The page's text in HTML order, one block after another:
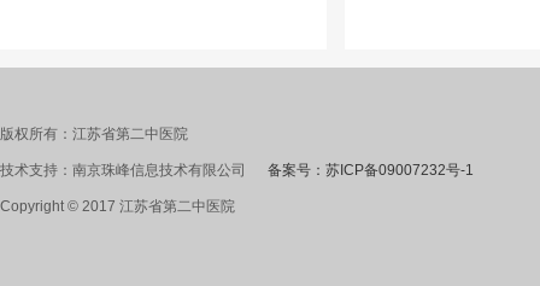
版权所有：江苏省第二中医院
技术支持：南京珠峰信息技术有限公司 备案号：苏ICP备09007232号-1
Copyright © 2017 江苏省第二中医院